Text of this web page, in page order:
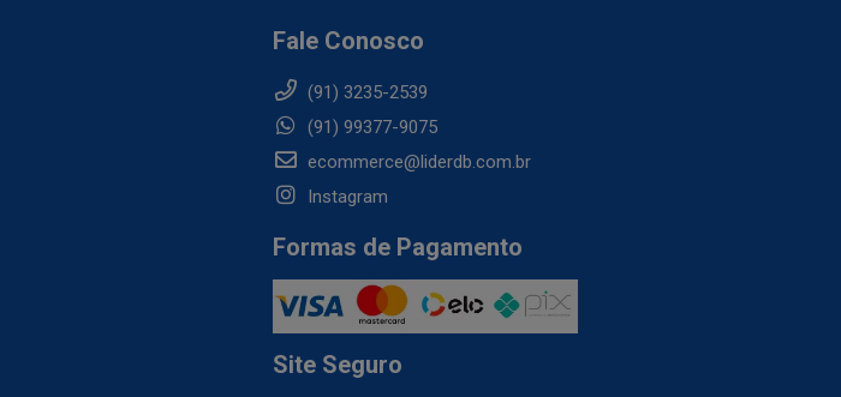
Fale Conosco
(91) 3235-2539
(91) 99377-9075
ecommerce@liderdb.com.br
Instagram
Formas de Pagamento
Site Seguro